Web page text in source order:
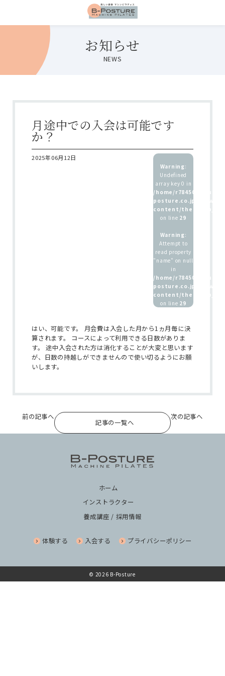
インストラクター
養成講座 / 採用情報
お知らせ
NEWS
月途中での入会は可能です
か？
2025年06月12日
Warning:
Undefined
array key 0 in
/home/r7845083/
posture.co.jp/wp/wp-
content/themes/
on line 29
Warning:
Attempt to
read property
"name" on null
in
/home/r7845083/
posture.co.jp/wp/wp-
content/themes/
on line 29
はい、可能です。 月会費は入会した月から1ヵ月毎に決
算されます。 コースによって利用できる日数がありま
す。 途中入会された方は消化することが大変と思います
が、日数の持越しができませんので使い切るようにお願
いします。
前の記事へ
記事の一覧へ
次の記事へ
ホーム
インストラクター
養成講座 / 採用情報
体験する 入会する プライバシーポリシー
© 2026 B-Posture